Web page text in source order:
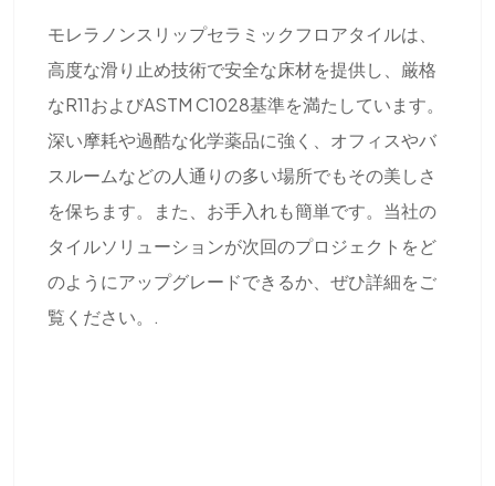
モレラノンスリップセラミックフロアタイルは、
高度な滑り止め技術で安全な床材を提供し、厳格
なR11およびASTM C1028基準を満たしています。
深い摩耗や過酷な化学薬品に強く、オフィスやバ
スルームなどの人通りの多い場所でもその美しさ
を保ちます。また、お手入れも簡単です。当社の
タイルソリューションが次回のプロジェクトをど
のようにアップグレードできるか、ぜひ詳細をご
覧ください。.